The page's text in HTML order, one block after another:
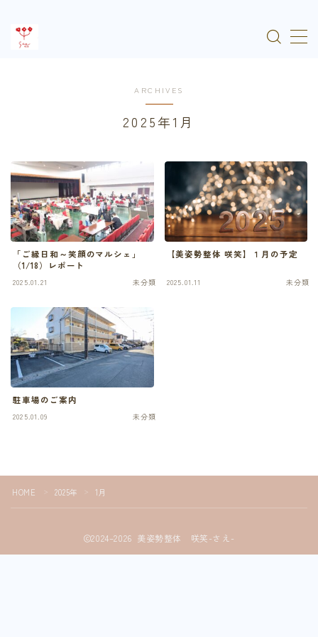
MENU
サービスの流れ
お知らせ
ご予約はこちら
ARCHIVES
2025年1月
「ご縁日和～笑顔のマルシェ」
（1/18）レポート
2025.01.21 未分類
【美姿勢整体 咲笑】１月の予定
2025.01.11 未分類
駐車場のご案内
2025.01.09 未分類
HOME ＞ 2025年 ＞ 1月
2024–2026 美姿勢整体 咲笑-さえ-